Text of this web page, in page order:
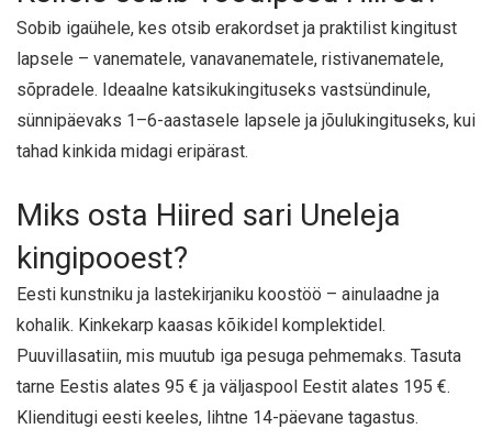
Sobib igaühele, kes otsib erakordset ja praktilist kingitust
lapsele – vanematele, vanavanematele, ristivanematele,
sõpradele. Ideaalne katsikukingituseks vastsündinule,
sünnipäevaks 1–6-aastasele lapsele ja jõulukingituseks, kui
tahad kinkida midagi eripärast.
Miks osta Hiired sari Uneleja
kingipooest?
Eesti kunstniku ja lastekirjaniku koostöö – ainulaadne ja
kohalik. Kinkekarp kaasas kõikidel komplektidel.
Puuvillasatiin, mis muutub iga pesuga pehmemaks. Tasuta
tarne Eestis alates 95 € ja väljaspool Eestit alates 195 €.
Klienditugi eesti keeles, lihtne 14-päevane tagastus.